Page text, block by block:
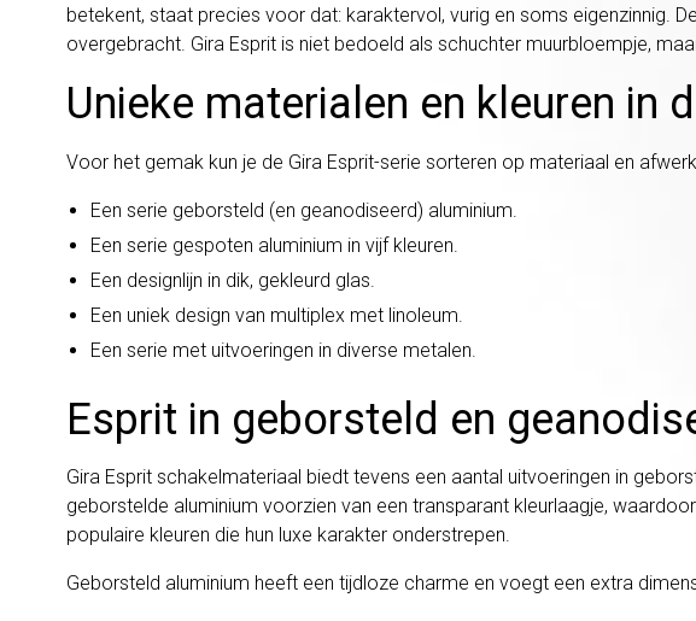
betekent, staat precies voor dat: karaktervol, vurig en soms eigenzinnig.
overgebracht. Gira Esprit is niet bedoeld als schuchter muurbloempje,
Unieke materialen en kleuren in
Voor het gemak kun je de Gira Esprit-serie sorteren op materiaal en
Een serie geborsteld (en geanodiseerd) aluminium.
Een serie gespoten aluminium in vijf kleuren.
Een designlijn in dik, gekleurd glas.
Een uniek design van multiplex met linoleum.
Een serie met uitvoeringen in diverse metalen.
Esprit in geborsteld en
Gira Esprit schakelmateriaal biedt tevens een aantal uitvoeringen in
geborstelde aluminium voorzien van een transparant kleurlaagje,
populaire kleuren die hun luxe karakter onderstrepen.
Geborsteld aluminium heeft een tijdloze charme en voegt een extra